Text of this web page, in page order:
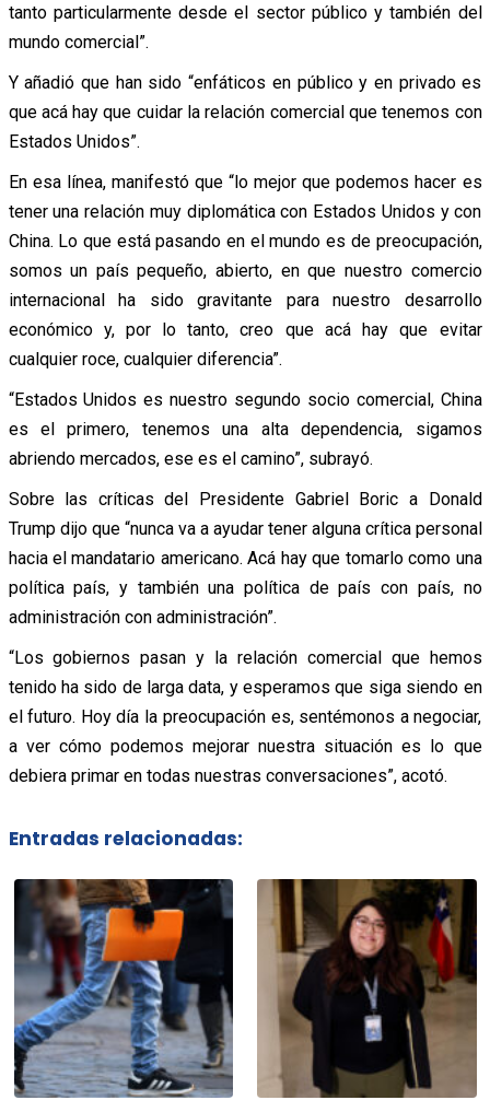
tanto particularmente desde el sector público y también del
mundo comercial”.
Y añadió que han sido “enfáticos en público y en privado es
que acá hay que cuidar la relación comercial que tenemos con
Estados Unidos”.
En esa línea, manifestó que “lo mejor que podemos hacer es
tener una relación muy diplomática con Estados Unidos y con
China. Lo que está pasando en el mundo es de preocupación,
somos un país pequeño, abierto, en que nuestro comercio
internacional ha sido gravitante para nuestro desarrollo
económico y, por lo tanto, creo que acá hay que evitar
cualquier roce, cualquier diferencia”.
“Estados Unidos es nuestro segundo socio comercial, China
es el primero, tenemos una alta dependencia, sigamos
abriendo mercados, ese es el camino”, subrayó.
Sobre las críticas del Presidente Gabriel Boric a Donald
Trump dijo que “nunca va a ayudar tener alguna crítica personal
hacia el mandatario americano. Acá hay que tomarlo como una
política país, y también una política de país con país, no
administración con administración”.
“Los gobiernos pasan y la relación comercial que hemos
tenido ha sido de larga data, y esperamos que siga siendo en
el futuro. Hoy día la preocupación es, sentémonos a negociar,
a ver cómo podemos mejorar nuestra situación es lo que
debiera primar en todas nuestras conversaciones”, acotó.
Entradas relacionadas: